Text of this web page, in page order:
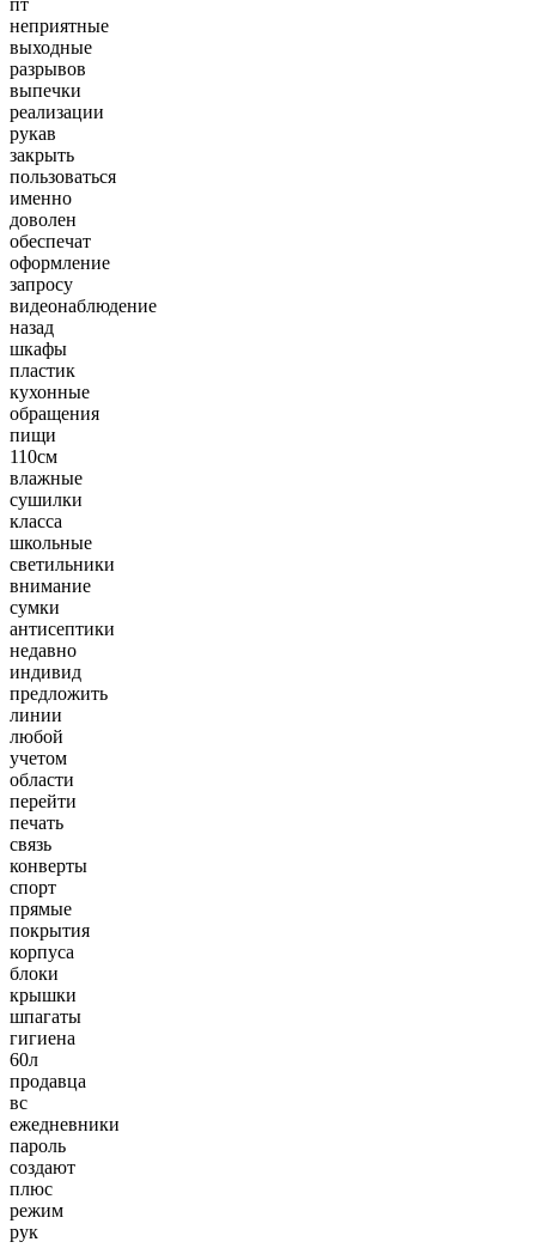
неприятные
выходные
разрывов
выпечки
реализации
рукав
закрыть
пользоваться
именно
доволен
обеспечат
оформление
запросу
видеонаблюдение
назад
шкафы
пластик
кухонные
обращения
пищи
110см
влажные
сушилки
класса
школьные
светильники
внимание
сумки
антисептики
недавно
индивид
предложить
линии
любой
учетом
области
перейти
печать
связь
конверты
спорт
прямые
покрытия
корпуса
блоки
крышки
шпагаты
гигиена
60л
продавца
вс
ежедневники
пароль
создают
плюс
режим
рук